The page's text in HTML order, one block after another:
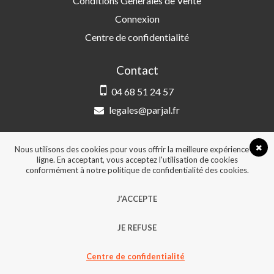
Connexion
Centre de confidentialité
Contact
04 68 51 24 57
legales@parjal.fr
3 Rue Saint-Amand, 66000 Perpignan
© 2026, Tous droits réservés - Design &
Nous utilisons des cookies pour vous offrir la meilleure expérience en
ligne. En acceptant, vous acceptez l'utilisation de cookies
conformément à notre politique de confidentialité des cookies.
J’ACCEPTE
JE REFUSE
Centre de confidentialité